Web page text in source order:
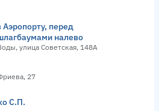
Аэропорту, перед
налево
улица Советская, 148А
27
С.П.